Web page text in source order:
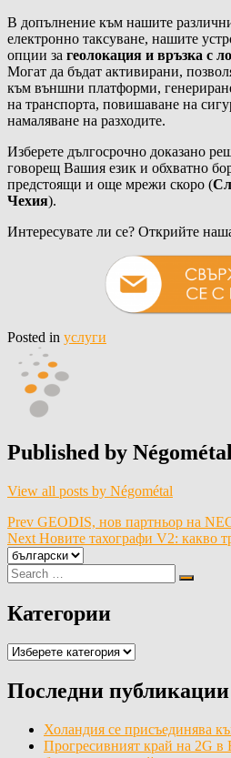
В допълнение към нашите
електронно таксуване, нашите
опции за геолокация и връзка с
Могат да бъдат активирани,
към външни платформи,
на транспорта, повишаване на
намаляване на разходите.
Изберете дългосрочно доказано
говорещ Вашия език и обхватно
предстоящи и още мрежи скоро (
Чехия).
Интересувате ли се? Открийте
Posted in услуги
Published by Négométal
View all posts by Négométal
Навигация
Prev GEODIS, нов партньор на
Next Новите тахографи V2: какво
Изберете
език
Search
for:
Search
Категории
Категории
Последни публикации
Холандия се присъединява
Прогресивният край на 2G в